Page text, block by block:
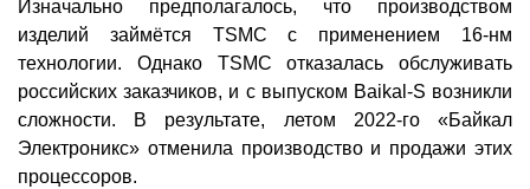
Изначально предполагалось, что производством
изделий займётся TSMC с применением 16-нм
технологии. Однако TSMC отказалась обслуживать
российских заказчиков, и с выпуском Baikal-S возникли
сложности. В результате, летом 2022-го «Байкал
Электроникс» отменила производство и продажи этих
процессоров.